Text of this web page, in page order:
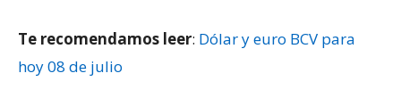
Te recomendamos leer: Dólar y euro BCV para
hoy 08 de julio